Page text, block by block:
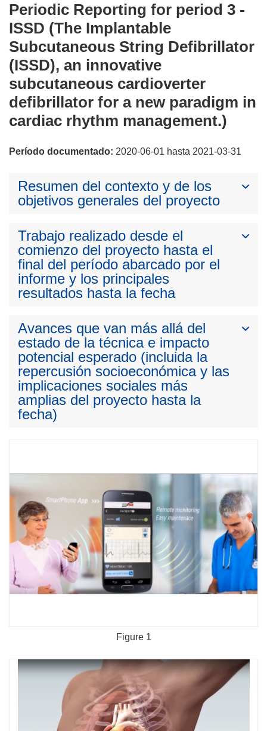
Periodic Reporting for period 3 -
ISSD (The Implantable
Subcutaneous String Defibrillator
(ISSD), an innovative
subcutaneous cardioverter
defibrillator for a new paradigm in
cardiac rhythm management.)
Período documentado: 2020-06-01 hasta 2021-03-31
Resumen del contexto y de los
objetivos generales del proyecto
Trabajo realizado desde el
comienzo del proyecto hasta el
final del período abarcado por el
informe y los principales
resultados hasta la fecha
Avances que van más allá del
estado de la técnica e impacto
potencial esperado (incluida la
repercusión socioeconómica y las
implicaciones sociales más
amplias del proyecto hasta la
fecha)
Figure 1